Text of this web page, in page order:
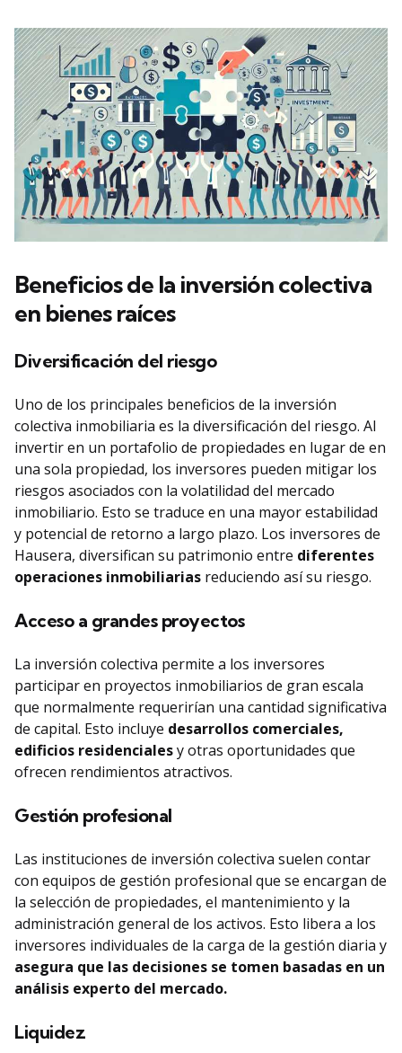
Beneficios de la inversión colectiva
en bienes raíces
Diversificación del riesgo
Uno de los principales beneficios de la inversión
colectiva inmobiliaria es la diversificación del riesgo. Al
invertir en un portafolio de propiedades en lugar de en
una sola propiedad, los inversores pueden mitigar los
riesgos asociados con la volatilidad del mercado
inmobiliario. Esto se traduce en una mayor estabilidad
y potencial de retorno a largo plazo. Los inversores de
Hausera, diversifican su patrimonio entre diferentes
operaciones inmobiliarias reduciendo así su riesgo.
Acceso a grandes proyectos
La inversión colectiva permite a los inversores
participar en proyectos inmobiliarios de gran escala
que normalmente requerirían una cantidad significativa
de capital. Esto incluye desarrollos comerciales,
edificios residencialesy otras oportunidades que
ofrecen rendimientos atractivos.
Gestión profesional
Las instituciones de inversión colectiva suelen contar
con equipos de gestión profesional que se encargan de
la selección de propiedades, el mantenimiento y la
administración general de los activos. Esto libera a los
inversores individuales de la carga de la gestión diaria y
asegura que las decisiones se tomen basadas en un
análisis experto del mercado.
Liquidez